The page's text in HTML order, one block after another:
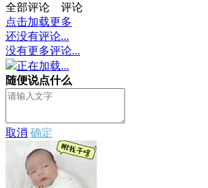
全部评论
评论
点击加载更多
还没有评论...
没有更多评论...
正在加载...
随便说点什么
取消 确定